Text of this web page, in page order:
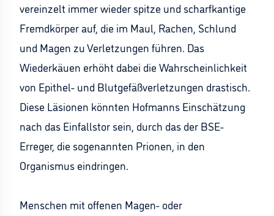
vereinzelt immer wieder spitze und scharfkantige
Fremdkörper auf, die im Maul, Rachen, Schlund
und Magen zu Verletzungen führen. Das
Wiederkäuen erhöht dabei die Wahrscheinlichkeit
von Epithel- und Blutgefäßverletzungen drastisch.
Diese Läsionen könnten Hofmanns Einschätzung
nach das Einfallstor sein, durch das der BSE-
Erreger, die sogenannten Prionen, in den
Organismus eindringen.
Menschen mit offenen Magen- oder